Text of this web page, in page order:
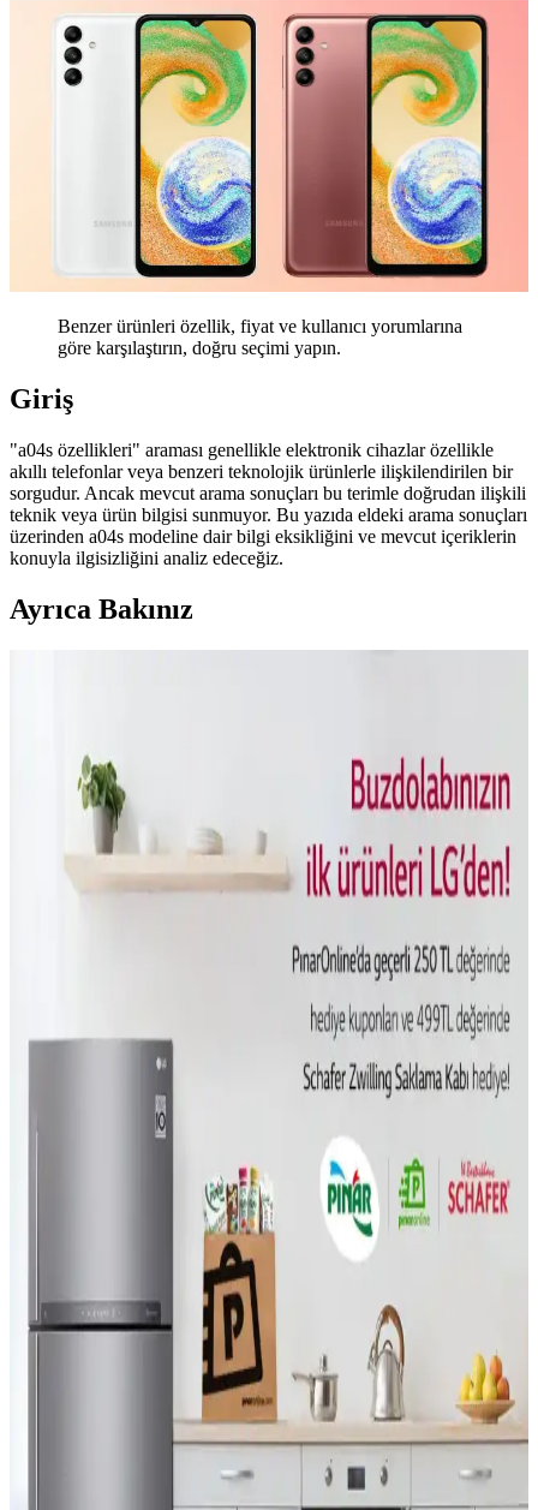
Benzer ürünleri özellik, fiyat ve kullanıcı yorumlarına
göre karşılaştırın, doğru seçimi yapın.
Giriş
"a04s özellikleri" araması genellikle elektronik cihazlar özellikle
akıllı telefonlar veya benzeri teknolojik ürünlerle ilişkilendirilen bir
sorgudur. Ancak mevcut arama sonuçları bu terimle doğrudan ilişkili
teknik veya ürün bilgisi sunmuyor. Bu yazıda eldeki arama sonuçları
üzerinden a04s modeline dair bilgi eksikliğini ve mevcut içeriklerin
konuyla ilgisizliğini analiz edeceğiz.
Ayrıca Bakınız
Teknolojiyle arası iyi olmayanlar için basit, kullanımı kolay ve
günlük yaşamı kolaylaştıran teknolojik hediye seçenekleri
sunuluyor. Powerbank, Bluetooth hoparlör ve dijital fotoğraf
çerçevesi gibi ürünler ön planda.
Holografik 3D Baskı Teknolojisi ile Saniyeler İçinde
Hızlı Nesne Üretimi ve Uygulama Alanları
Holografik 3D baskı, UV ışınlarıyla reçine içinde nesneleri tek
seferde oluşturuyor. Bu teknoloji hızlı üretim sağlarken, temizlik ve
Kablosuz İletişimde Enerji Verimliliğini Artıran Bits-
to-RF Optimal Modülasyon Teknolojisi
Bits-to-RF Optimal Modülasyon vericisi, kablosuz iletişimde iletim
hatalarını azaltarak enerji verimliliğini artırıyor ve pil ömrünü
uzatıyor. IoT cihazları için önemli bir gelişme sunuyor.
Beyaz Eşyaların Ömrü, Tamir Edilebilirlik ve
Tüketici Tercihlerindeki Değişimler
Beyaz eşyaların ömrü, üretim maliyetleri, tamir edilebilirlik ve
tüketici tercihlerindeki değişimlerle şekilleniyor. Maliyet düşürme ve
karmaşık özellikler cihazların dayanıklılığını etkiliyor.
Sürekli Uyarı Veren Airfryer Modelleri ve
Teknolojik Alternatif Çözümler
Bazı airfryer modelleri pişirme tamamlandığında sürekli bip sesi
verirken, uygulama ve akıllı ev entegrasyonları bu uyarı eksikliğini
tamamlıyor. Alternatif çözümler ve güvenlik değerlendirmeleri de ele